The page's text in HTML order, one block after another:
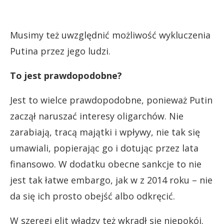
Musimy też uwzględnić możliwość wykluczenia
Putina przez jego ludzi.
To jest prawdopodobne?
Jest to wielce prawdopodobne, ponieważ Putin
zaczął naruszać interesy oligarchów. Nie
zarabiają, tracą majątki i wpływy, nie tak się
umawiali, popierając go i dotując przez lata
finansowo. W dodatku obecne sankcje to nie
jest tak łatwe embargo, jak w z 2014 roku – nie
da się ich prosto obejść albo odkręcić.
W szeregi elit władzy też wkradł się niepokój.